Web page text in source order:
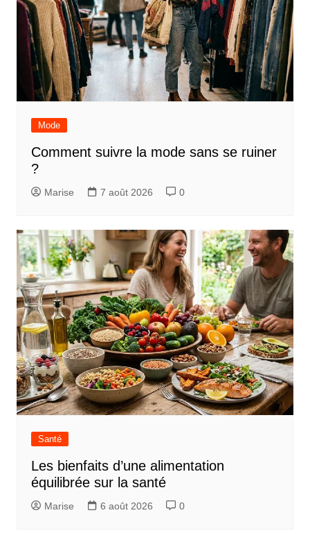
Mode
Comment suivre la mode sans se ruiner
?
Marise 7 août 2026 0
Santé
Les bienfaits d’une alimentation
équilibrée sur la santé
Marise 6 août 2026 0